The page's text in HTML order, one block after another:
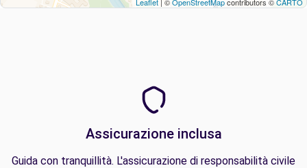
Assicurazione inclusa
Guida con tranquillità. L'assicurazione di responsabilità civile